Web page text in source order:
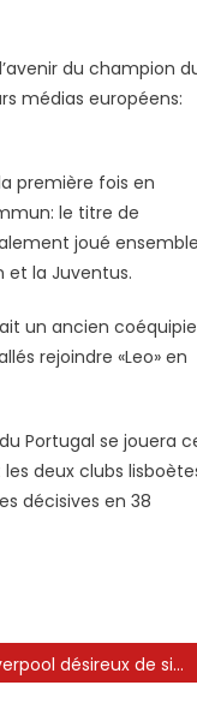
du champion
médias européens:
première fois en
le titre de
joué
et la Juventus.
un ancien
rejoindre «Leo» en
Portugal se jouera
deux clubs
décisives en 38
Liverpool désireux de signer leur propre Lionel Messi qui est déjà «classe mondiale»